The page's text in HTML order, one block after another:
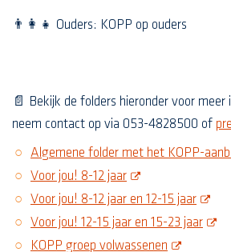
👨‍👩‍👧 Ouders: KOPP op ouders
📄 Bekijk de folders hieronder voor
neem contact op via 053-4828500 of
Algemene folder met het KOPP-
Voor jou! 8-12 jaaropent deze pdf in
Voor jou! 8-12 jaar en 12-15 jaaropent
Voor jou! 12-15 jaar en 15-23 jaar
KOPP groep volwassenen opent deze